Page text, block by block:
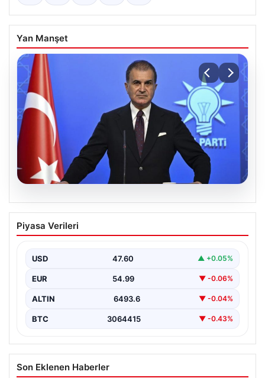
Yan Manşet
Çerçeve yasa teklifi Meclis’te | AK Parti
Sözcüsü Çelik: İki yıllık sürecin en
Piyasa Verileri
USD 47.60 ▲ +0.05%
EUR 54.99 ▼ -0.06%
ALTIN 6493.6 ▼ -0.04%
BTC 3064415 ▼ -0.43%
Son Eklenen Haberler